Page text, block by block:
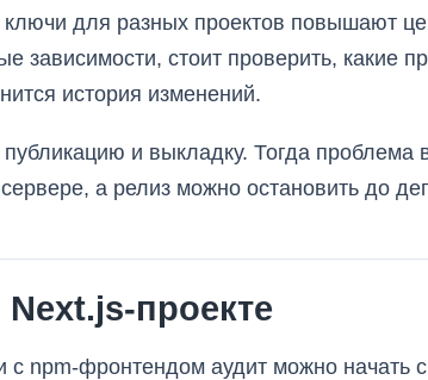
для разных проектов повышают
зависимости, стоит проверить, какие
история изменений.
и выкладку. Тогда проблема
а релиз можно остановить до
проекте
npm-фронтендом аудит можно начать с